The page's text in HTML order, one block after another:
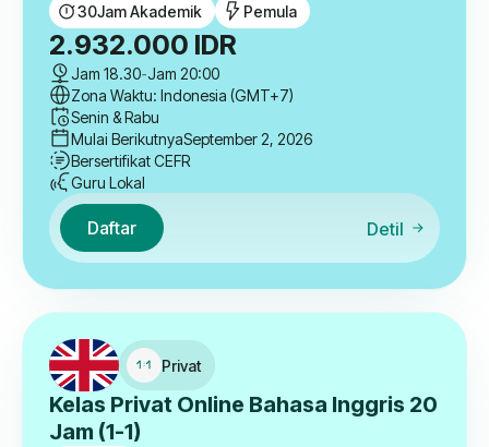
30Jam Akademik Pemula
2.932.000 IDR
Jam 18.30-Jam 20:00
Zona Waktu: Indonesia (GMT+7)
Senin & Rabu
Mulai BerikutnyaSeptember 2, 2026
Bersertifikat CEFR
Guru Lokal
Daftar Detil
Privat
Kelas Privat Online Bahasa Inggris 20
Jam (1-1)